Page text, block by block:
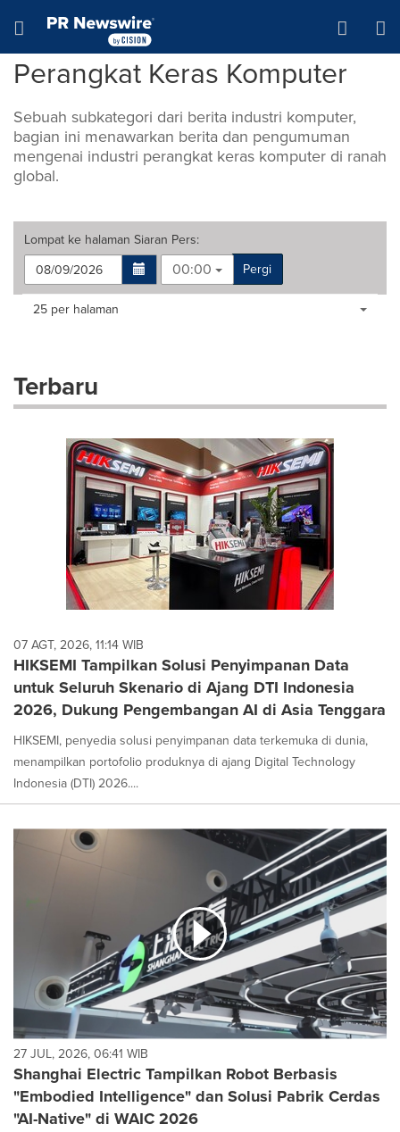
Hamburger menu
Perangkat Keras Komputer
Sebuah subkategori dari berita industri komputer,
bagian ini menawarkan berita dan pengumuman
mengenai industri perangkat keras komputer di ranah
global.
Lompat ke halaman Siaran Pers:
00:00
Pergi
Making
dropdown
will
each
option
is
selected.
Items per page:
25 per halaman
Terbaru
07 AGT, 2026, 11:14 WIB
HIKSEMI Tampilkan Solusi Penyimpanan Data
untuk Seluruh Skenario di Ajang DTI Indonesia
2026, Dukung Pengembangan AI di Asia Tenggara
HIKSEMI, penyedia solusi penyimpanan data terkemuka di dunia,
menampilkan portofolio produknya di ajang Digital Technology
Indonesia (DTI) 2026....
27 JUL, 2026, 06:41 WIB
Shanghai Electric Tampilkan Robot Berbasis
"Embodied Intelligence" dan Solusi Pabrik Cerdas
"AI-Native" di WAIC 2026